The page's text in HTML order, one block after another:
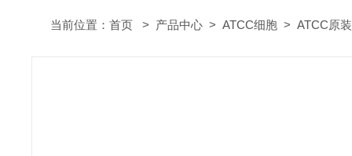
当前位置： 首页 > 产品中心 > ATCC细胞 > ATCC原